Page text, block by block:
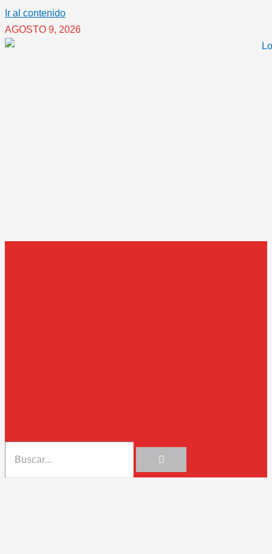
Ir al contenido
AGOSTO 9, 2026